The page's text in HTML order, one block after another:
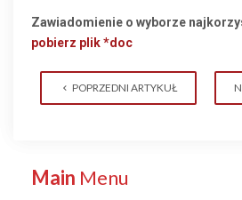
Zawiadomienie o wyborze
pobierz plik *doc
POPRZEDNI ARTYKUŁ
Main Menu